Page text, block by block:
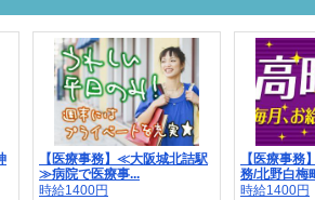
【医療事務】≪大阪城北詰駅
≫病院で医療事...
時給1400円
【医療事務
務/北野白梅
時給1400円